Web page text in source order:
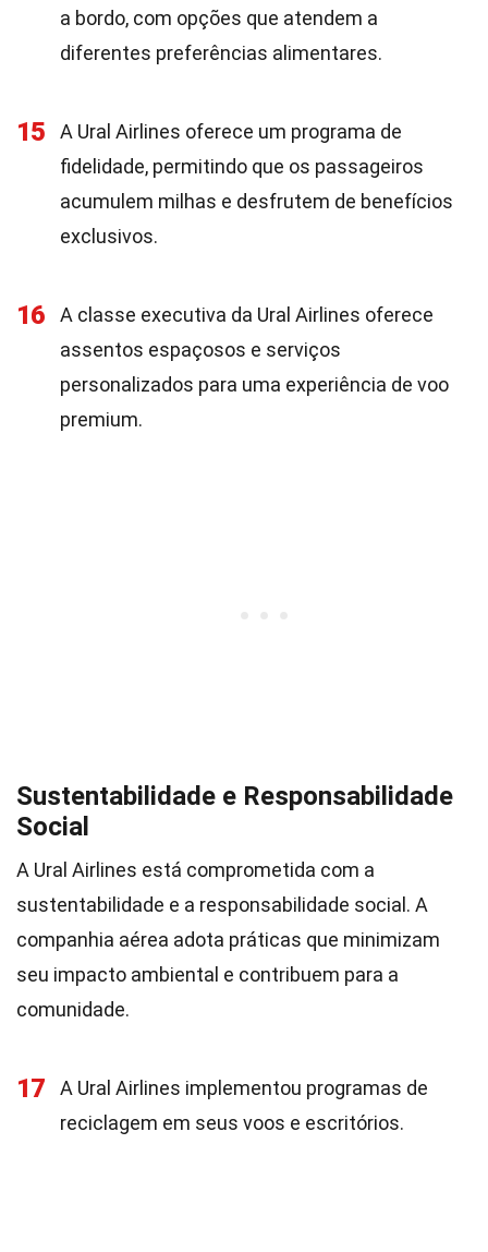
a bordo, com opções que atendem a
diferentes preferências alimentares.
15
A Ural Airlines oferece um programa de
fidelidade, permitindo que os passageiros
acumulem milhas e desfrutem de benefícios
exclusivos.
16
A classe executiva da Ural Airlines oferece
assentos espaçosos e serviços
personalizados para uma experiência de voo
premium.
Sustentabilidade e Responsabilidade
Social
A Ural Airlines está comprometida com a
sustentabilidade e a responsabilidade social. A
companhia aérea adota práticas que minimizam
seu impacto ambiental e contribuem para a
comunidade.
17
A Ural Airlines implementou programas de
reciclagem em seus voos e escritórios.